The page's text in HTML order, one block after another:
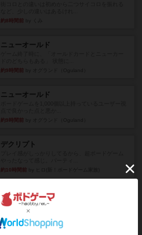
約8時間前
ニューオールド
約9時間前
ニューオールド
約9時間前
デクリプト
約10時間前
充実
アルナックの失われし遺跡
アナログ対人プレイ数回。クニツィア先生の名作
「エルドラドを探して」にあ...
約12時間前